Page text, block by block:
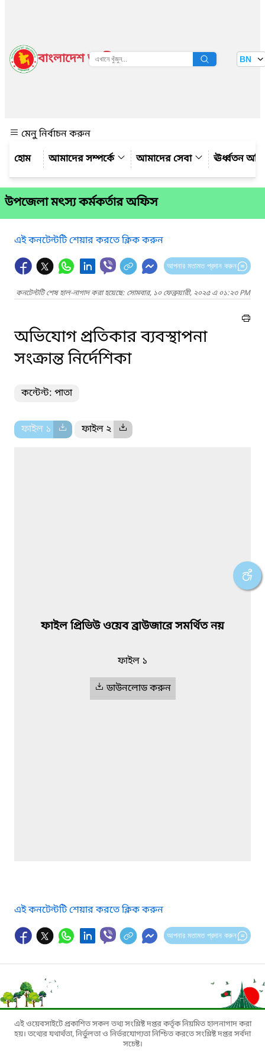
বাংলাদেশ জাতীয় তথ্য বাতায়ন BN
মেনু নির্বাচন করুন
আমাদের সম্পর্কে
আমাদের সেবা ঊর্ধ্বতন
উপজেলা মৎস্য কর্মকর্তার অফিস
এই কনটেন্টটি শেয়ার করতে ক্লিক করুন
আপনার মতামত প্রদান করুন
কনটেন্টটি শেষ হাল-নাগাদ করা হয়েছে: সোমবার, ১০ ফেব্রুয়ারী, ২০২৫ এ ০১:২৩ PM
অভিযোগ প্রতিকার ব্যবস্থাপনা
সংক্রান্ত নির্দেশিকা
কন্টেন্ট: পাতা
ফাইল ১ ফাইল ২
ফাইল প্রিভিউ ওয়েব ব্রাউজারে সমর্থিত নয়
ফাইল ১
ডাউনলোড করুন
এই কনটেন্টটি শেয়ার করতে ক্লিক করুন
আপনার মতামত প্রদান করুন
এই ওয়েবসাইটে প্রকাশিত সকল তথ্য সংশ্লিষ্ট দপ্তর কর্তৃক নিয়মিত হালনাগাদ করা
হয়। তথ্যের যথার্থতা, নির্ভুলতা ও নির্ভরযোগ্যতা নিশ্চিত করতে সংশ্লিষ্ট দপ্তর সর্বদা
সচেষ্ট।